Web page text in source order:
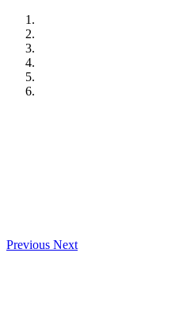
Skip
content
Previous Next